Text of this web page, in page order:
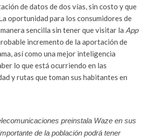
de datos de dos vías, sin costo y que
oportunidad para los consumidores de
sencilla sin tener que visitar la App
incremento de la aportación de
así como una mejor inteligencia
lo que está ocurriendo en las
y rutas que toman sus habitantes en
preinstala Waze en sus
de la población podrá tener